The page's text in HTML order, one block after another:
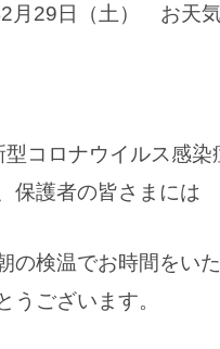
2月29日（土） お天
型コロナウイルス感染
保護者の皆さまには
の検温でお時間をい
うございます。